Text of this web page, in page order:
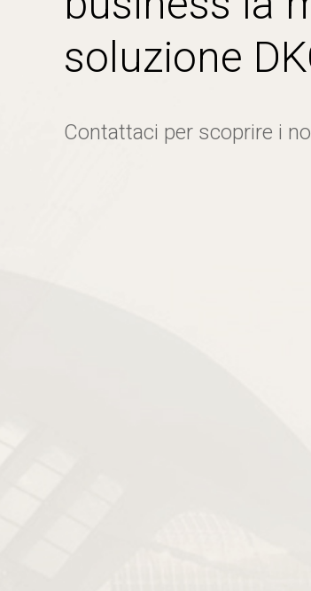
soluzione
Contattaci per scoprire i